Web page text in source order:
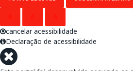
cancelar acessibilidade
Declaração de acessibilidade